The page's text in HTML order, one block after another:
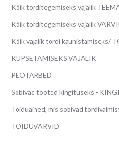
Kõik torditegemiseks vajalik
Kõik torditegemiseks vajalik
Kõik vajalik tordi kaunistamiseks/
KÜPSETAMISEKS VAJALIK
PEOTARBED
Sobivad tooted kingituseks -
Toiduained, mis sobivad
TOIDUVÄRVID